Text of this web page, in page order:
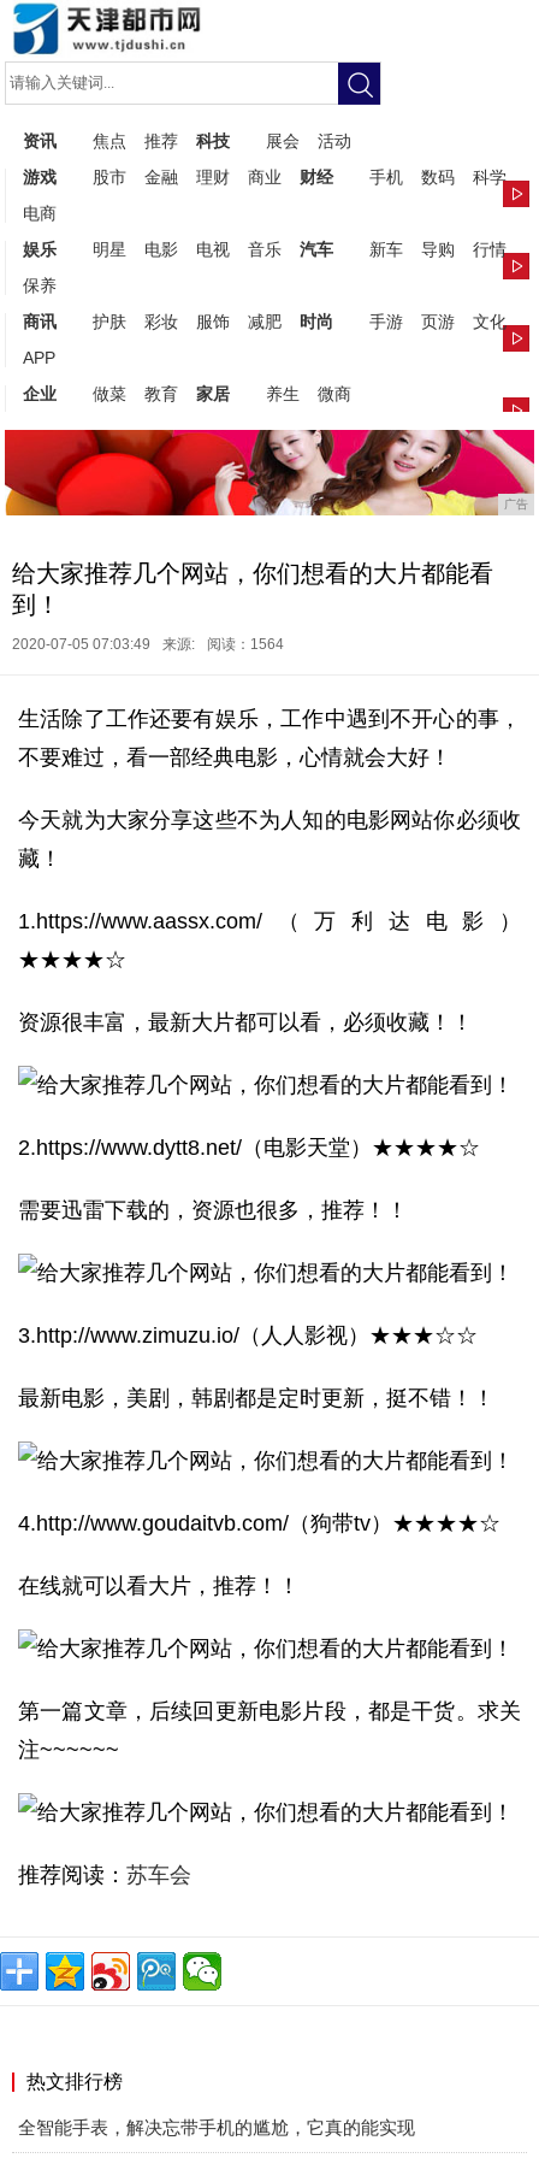
资讯 焦点 推荐 科技 展会
活动
游戏
股市 金融 理财 商业 财经 手机 数码
科学
电商
娱乐
明星 电影 电视 音乐 汽车 新车 导购
行情
保养
商讯
护肤 彩妆 服饰 减肥 时尚 手游 页游
文化
APP
企业
做菜 教育 家居 养生 微商
广告
给大家推荐几个网站，你们想看的大片都能看
到！
2020-07-05 07:03:49 来源: 阅读：1564
生活除了工作还要有娱乐，工作中遇到不开心的事，
不要难过，看一部经典电影，心情就会大好！
今天就为大家分享这些不为人知的电影网站你必须收
藏！
1.https://www.aassx.com/（万利达电影）
★★★★☆
资源很丰富，最新大片都可以看，必须收藏！！
2.https://www.dytt8.net/（电影天堂）★★★★☆
需要迅雷下载的，资源也很多，推荐！！
3.http://www.zimuzu.io/（人人影视）★★★☆☆
最新电影，美剧，韩剧都是定时更新，挺不错！！
4.http://www.goudaitvb.com/（狗带tv）★★★★☆
在线就可以看大片，推荐！！
第一篇文章，后续回更新电影片段，都是干货。求关
注~~~~~~
推荐阅读： 苏车会
热文排行榜
全智能手表，解决忘带手机的尴尬，它真的能实现